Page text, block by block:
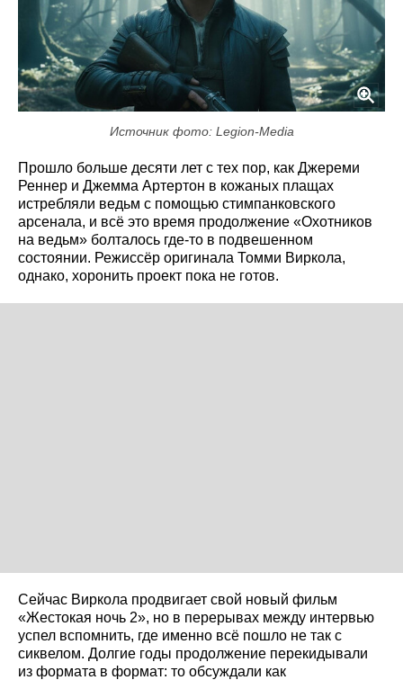
Источник фото: Legion-Media
Прошло больше десяти лет с тех пор, как Джереми
Реннер и Джемма Артертон в кожаных плащах
истребляли ведьм с помощью стимпанковского
арсенала, и всё это время продолжение «Охотников
на ведьм» болталось где-то в подвешенном
состоянии. Режиссёр оригинала Томми Виркола,
однако, хоронить проект пока не готов.
Сейчас Виркола продвигает свой новый фильм
«Жестокая ночь 2», но в перерывах между интервью
успел вспомнить, где именно всё пошло не так с
сиквелом. Долгие годы продолжение перекидывали
из формата в формат: то обсуждали как